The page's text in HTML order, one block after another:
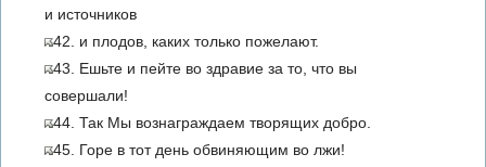
и источников
42. и плодов, каких только пожелают.
43. Ешьте и пейте во здравие за то, что вы
совершали!
44. Так Мы вознаграждаем творящих добро.
45. Горе в тот день обвиняющим во лжи!